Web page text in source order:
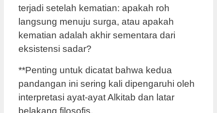
terjadi setelah kematian: apakah roh
langsung menuju surga, atau apakah
kematian adalah akhir sementara dari
eksistensi sadar?
**Penting untuk dicatat bahwa kedua
pandangan ini sering kali dipengaruhi oleh
interpretasi ayat-ayat Alkitab dan latar
belakang filosofis.